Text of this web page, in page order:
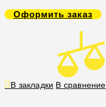
Оформить заказ
В закладки В сравнение